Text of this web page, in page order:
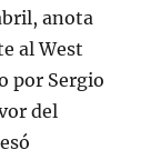
anota
al West
por Sergio
del